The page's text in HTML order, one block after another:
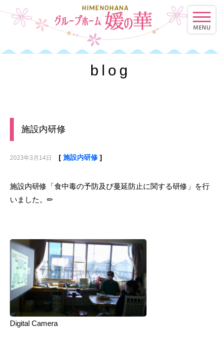
blog
施設内研修
2023年3月14日 [ 施設内研修]
施設内研修「食中毒の予防及び蔓延防止に関する研修」を行
いました。✏
Digital Camera